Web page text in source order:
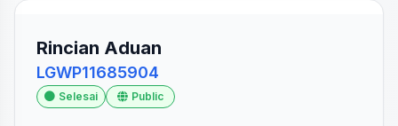
Rincian Aduan
LGWP11685904
Selesai Public